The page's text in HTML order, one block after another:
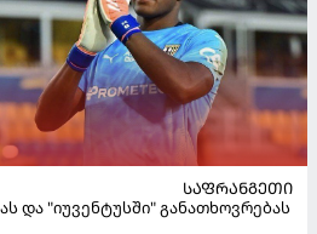
ᲡᲐᲤᲠᲐᲜᲒᲔᲗᲘ
და "იუვენტუსში" განათხოვრებას